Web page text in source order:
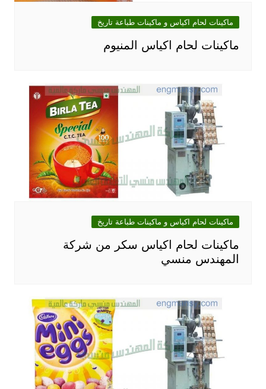
ماكينات لحام اكياس و ماكينات طباعة تاريخ
ماكينات لحام اكياس المنيوم
ماكينات لحام اكياس و ماكينات طباعة تاريخ
ماكينات لحام اكياس سكر من شركة
المهندس منسي